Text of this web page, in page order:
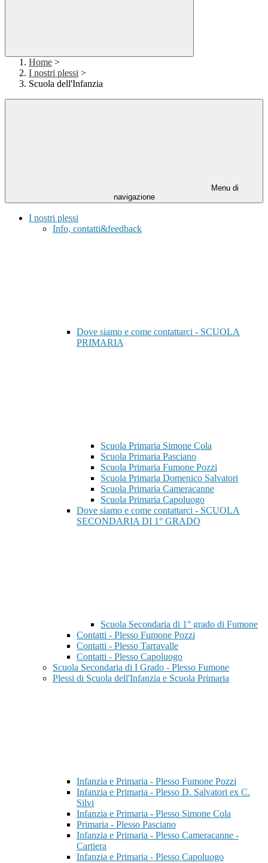
Home >
I nostri plessi >
Scuola dell'Infanzia
Menu di
navigazione
I nostri plessi
Info, contatti&feedback
Dove siamo e come contattarci - SCUOLA
PRIMARIA
Scuola Primaria Simone Cola
Scuola Primaria Pasciano
Scuola Primaria Fumone Pozzi
Scuola Primaria Domenico Salvatori
Scuola Primaria Cameracanne
Scuola Primaria Capoluogo
Dove siamo e come contattarci - SCUOLA
SECONDARIA DI 1° GRADO
Scuola Secondaria di 1° grado di Fumone
Contatti - Plesso Fumone Pozzi
Contatti - Plesso Tarravalle
Contatti - Plesso Capoluogo
Scuola Secondaria di I Grado - Plesso Fumone
Plessi di Scuola dell'Infanzia e Scuola Primaria
Infanzia e Primaria - Plesso Fumone Pozzi
Infanzia e Primaria - Plesso D. Salvatori ex C.
Silvi
Infanzia e Primaria - Plesso Simone Cola
Primaria - Plesso Pasciano
Infanzia e Primaria - Plesso Cameracanne -
Cartiera
Infanzia e Primaria - Plesso Capoluogo